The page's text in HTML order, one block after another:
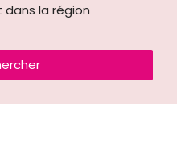
dans la région